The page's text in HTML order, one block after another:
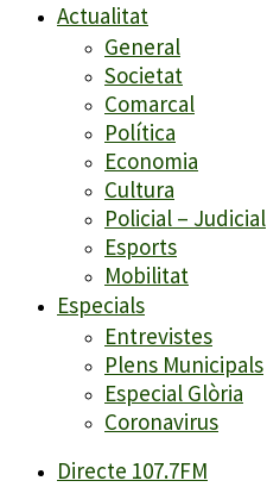
Actualitat
General
Societat
Comarcal
Política
Economia
Cultura
Policial – Judicial
Esports
Mobilitat
Especials
Entrevistes
Plens Municipals
Especial Glòria
Coronavirus
Directe 107.7FM